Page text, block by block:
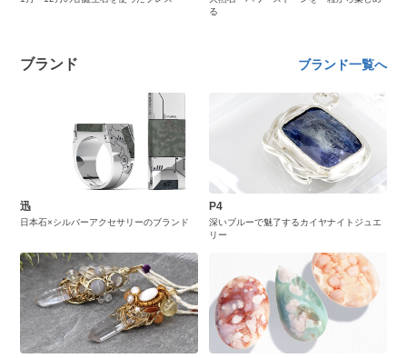
る
ブランド ブランド一覧へ
迅
日本石×シルバーアクセサリーのブランド
P4
深いブルーで魅了するカイヤナイトジュエ
リー